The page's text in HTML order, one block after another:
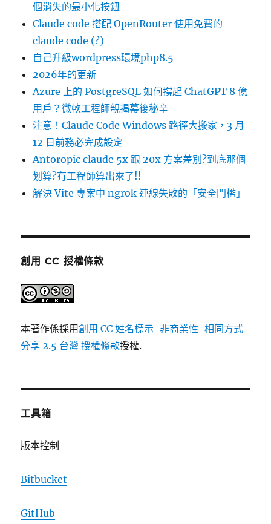
個消失的最小化按鈕
Claude code 搭配 OpenRouter 使用免費的
claude code (?)
自己升級wordpress環境php8.5
2026年的更新
Azure 上的 PostgreSQL 如何撐起 ChatGPT 8 億
用戶？微軟工程師親揭幕後秘辛
注意！Claude Code Windows 路徑大搬家，3 月
12 日前務必完成設定
Antoropic claude 5x 跟 20x 方案差別?到底那個
划算?有工程師算出來了!!
解決 Vite 專案中 ngrok 連線失敗的「安全門檻」
創用 CC 授權條款
本著作係採用創用 CC 姓名標示-非商業性-相同方式
分享 2.5 台灣 授權條款授權.
工具箱
版本控制
Bitbucket
GitHub